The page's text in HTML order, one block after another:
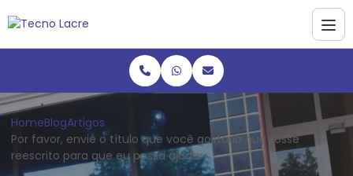
HomeBlogArtigos
Por favor, envie o título que você gostaria que fosse
reescrito para que eu possa ajudar.